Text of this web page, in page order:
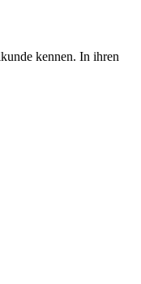
kennen. In ihren